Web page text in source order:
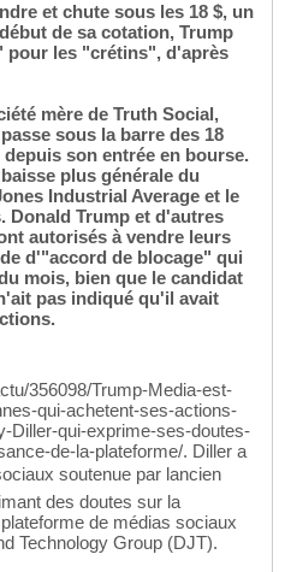
et chute sous les 18 $, un
de sa cotation, Trump
pour les "crétins", d'après
mère de Truth Social,
sous la barre des 18
son entrée en bourse.
plus générale du
Industrial Average et le
Donald Trump et d'autres
autorisés à vendre leurs
d'"accord de blocage" qui
mois, bien que le candidat
pas indiqué qu'il avait
356098/Trump-Media-est-
qui-achetent-ses-actions-
Diller-qui-exprime-ses-doutes-
de-la-plateforme/. Diller a
soutenue par lancien
des doutes sur la
de médias sociaux
Technology Group (DJT).